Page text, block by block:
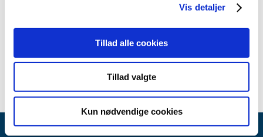
Vis detaljer
Tillad alle cookies
Tillad valgte
Kun nødvendige cookies
2007 (3)
2005 (2)